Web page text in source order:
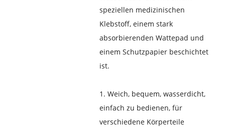
speziellen medizinischen
Klebstoff, einem stark
absorbierenden Wattepad und
einem Schutzpapier beschichtet
ist.
1. Weich, bequem, wasserdicht,
einfach zu bedienen, für
verschiedene Körperteile